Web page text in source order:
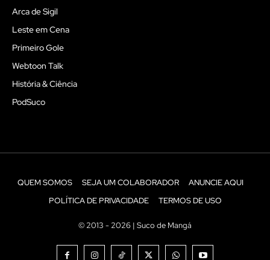
Arca de Sigil
Leste em Cena
Primeiro Gole
Webtoon Talk
História & Ciência
PodSuco
QUEM SOMOS SEJA UM COLABORADOR
ANUNCIE AQUI
POLÍTICA DE PRIVACIDADE
TERMOS DE USO
© 2013 - 2026 | Suco de Mangá